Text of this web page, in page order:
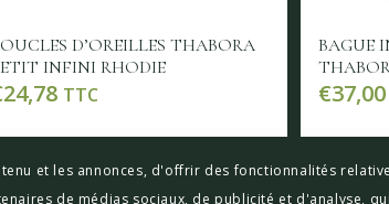
D’OREILLES THABORA
INFINI RHODIE
24,78 TTC
BAGUE
€37,00
et les annonces, d'offrir des fonctionnalités
de médias sociaux, de publicité et d'analyse,